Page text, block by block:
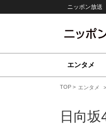
ニッポン放送
エンタメ
TOP エンタメ
日向